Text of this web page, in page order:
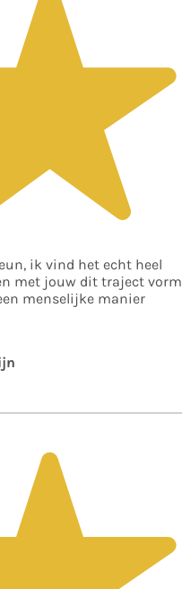
ik vind het echt heel
met jouw dit traject vorm
menselijke manier